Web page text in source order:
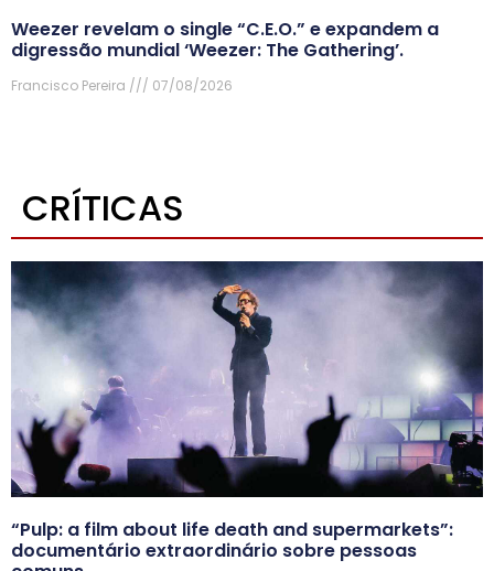
Weezer revelam o single “C.E.O.” e expandem a
digressão mundial ‘Weezer: The Gathering’.
Francisco Pereira 07/08/2026
CRÍTICAS
“Pulp: a film about life death and supermarkets”:
documentário extraordinário sobre pessoas